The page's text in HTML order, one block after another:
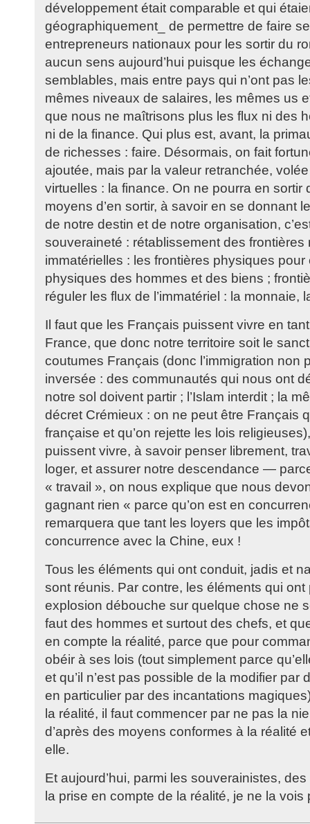
développement était comparable et qui
géographiquement_ de permettre de faire
entrepreneurs nationaux pour les sortir du
aucun sens aujourd’hui puisque les
semblables, mais entre pays qui n’ont pas
mêmes niveaux de salaires, les mêmes us
que nous ne maîtrisons plus les flux ni des
ni de la finance. Qui plus est, avant, la
de richesses : faire. Désormais, on fait
ajoutée, mais par la valeur retranchée,
virtuelles : la finance. On ne pourra en sortir
moyens d’en sortir, à savoir en se donnant
de notre destin et de notre organisation,
souveraineté : rétablissement des frontières
immatérielles : les frontières physiques pour
physiques des hommes et des biens ;
réguler les flux de l’immatériel : la monnaie,
Il faut que les Français puissent vivre en
France, que donc notre territoire soit le
coutumes Français (donc l’immigration non
inversée : des communautés qui nous ont
notre sol doivent partir ; l’Islam interdit ; la
décret Crémieux : on ne peut être Français
française et qu’on rejette les lois
puissent vivre, à savoir penser librement,
loger, et assurer notre descendance —
« travail », on nous explique que nous
gagnant rien « parce qu’on est en
remarquera que tant les loyers que les
concurrence avec la Chine, eux !
Tous les éléments qui ont conduit, jadis et
sont réunis. Par contre, les éléments qui
explosion débouche sur quelque chose ne
faut des hommes et surtout des chefs, et
en compte la réalité, parce que pour
obéir à ses lois (tout simplement parce
et qu’il n’est pas possible de la modifier par
en particulier par des incantations
la réalité, il faut commencer par ne pas la
d’après des moyens conformes à la réalité
elle.
Et aujourd’hui, parmi les souverainistes,
la prise en compte de la réalité, je ne la vois